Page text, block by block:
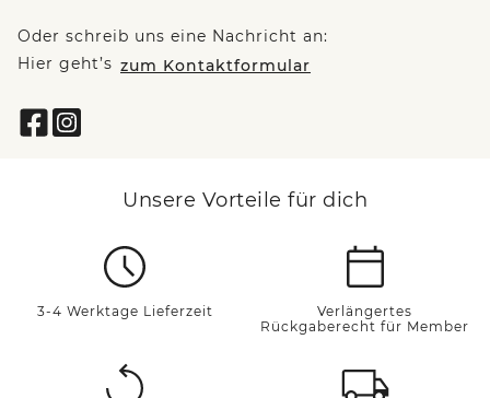
Oder schreib uns eine Nachricht an:
Hier geht’s zum Kontaktformular
Unsere Vorteile für dich
3-4 Werktage Lieferzeit
Verlängertes
Rückgaberecht für Member